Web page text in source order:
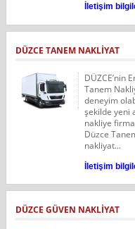
İletişim
DÜZCE TANEM NAKLIYAT
DÜZCE’nin
Tanem
deneyim
şekilde yeni
nakliye
Düzce
nakliyat...
İletişim
DÜZCE GÜVEN NAKLIYAT